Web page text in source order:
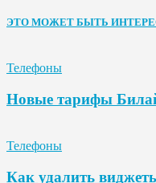
ЭТО МОЖЕТ БЫТЬ
Телефоны
Новые тарифы
Телефоны
Как удалить